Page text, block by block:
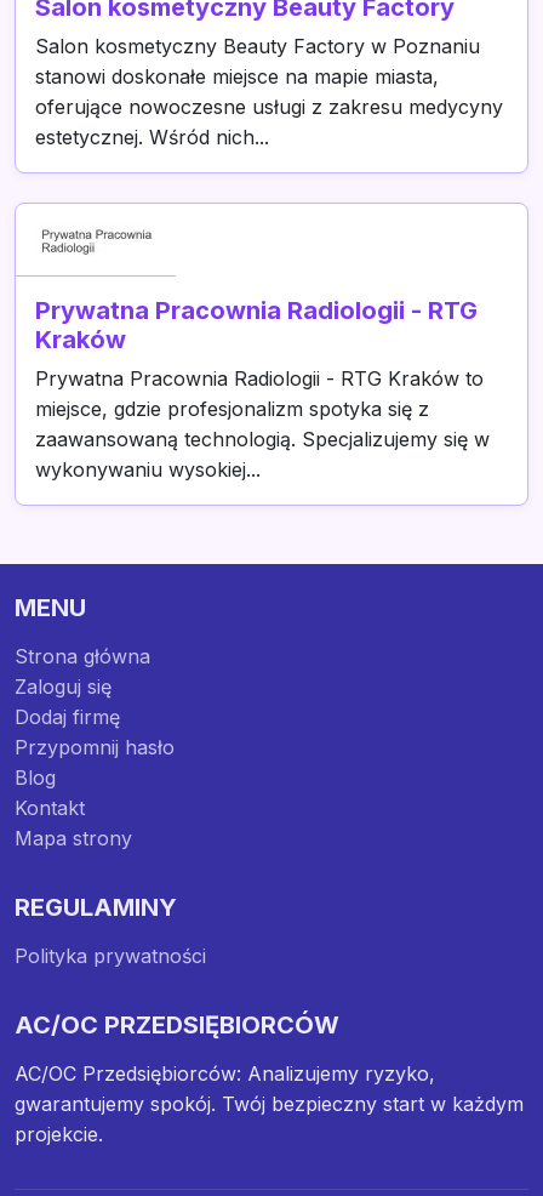
Salon kosmetyczny Beauty Factory
Salon kosmetyczny Beauty Factory w Poznaniu
stanowi doskonałe miejsce na mapie miasta,
oferujące nowoczesne usługi z zakresu medycyny
estetycznej. Wśród nich...
Prywatna Pracownia Radiologii - RTG
Kraków
Prywatna Pracownia Radiologii - RTG Kraków to
miejsce, gdzie profesjonalizm spotyka się z
zaawansowaną technologią. Specjalizujemy się w
wykonywaniu wysokiej...
MENU
Strona główna
Zaloguj się
Dodaj firmę
Przypomnij hasło
Blog
Kontakt
Mapa strony
REGULAMINY
Polityka prywatności
AC/OC PRZEDSIĘBIORCÓW
AC/OC Przedsiębiorców: Analizujemy ryzyko,
gwarantujemy spokój. Twój bezpieczny start w każdym
projekcie.